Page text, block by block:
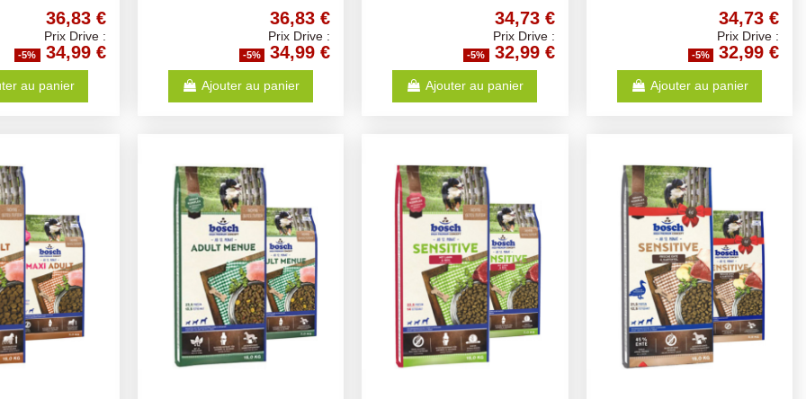
36,83 €
Prix Drive :
-5% 34,99 €
au panier
36,83 €
Prix Drive :
-5% 34,99 €
Ajouter au panier
34,73 €
Prix Drive :
-5% 32,99 €
Ajouter au panier
34,73 €
Prix Drive :
-5% 32,99 €
Ajouter au panier